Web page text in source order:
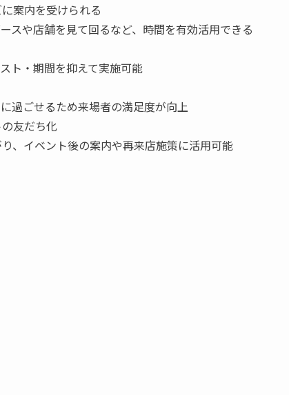
案内を受けられる
スや店舗を見て回るなど、時間を有効活用できる
ト・期間を抑えて実施可能
過ごせるため来場者の満足度が向上
友だち化
、イベント後の案内や再来店施策に活用可能